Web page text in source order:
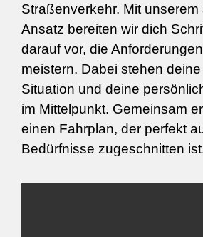
Straßenverkehr. Mit unserem
Ansatz bereiten wir dich
darauf vor, die
meistern. Dabei stehen
Situation und deine
im Mittelpunkt. Gemeinsam
einen Fahrplan, der perfekt
Bedürfnisse zugeschnitten